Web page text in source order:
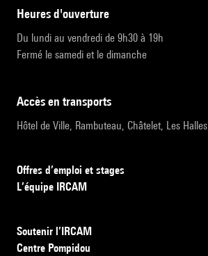
heures d'ouverture
Du lundi au vendredi de 9h30 à 19h
Fermé le samedi et le dimanche
accès en transports
Hôtel de Ville, Rambuteau, Châtelet, Les Halles
Offres d’emploi et stages
L’équipe IRCAM
Soutenir l’IRCAM
Centre Pompidou